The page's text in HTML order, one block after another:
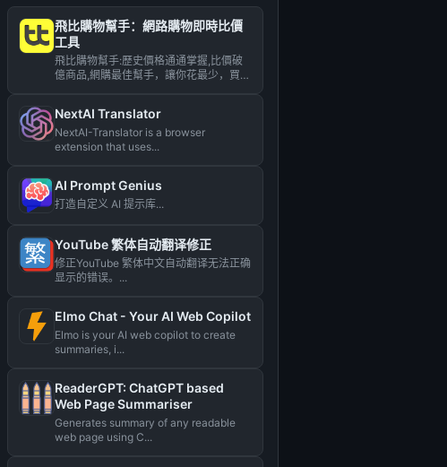
飛比購物幫手：網路購物即時比價
工具
飛比購物幫手:歷史價格通通掌握,比價破
億商品,網購最佳幫手，讓你花最少，買最
NextAI Translator
NextAI-Translator is a browser
extension that uses...
AI Prompt Genius
打造自定义 AI 提示库...
YouTube 繁体自动翻译修正
修正YouTube 繁体中文自动翻译无法正确
显示的错误。...
Elmo Chat - Your AI Web Copilot
Elmo is your AI web copilot to create
summaries, i...
ReaderGPT: ChatGPT based
Web Page Summariser
Generates summary of any readable
web page using C...